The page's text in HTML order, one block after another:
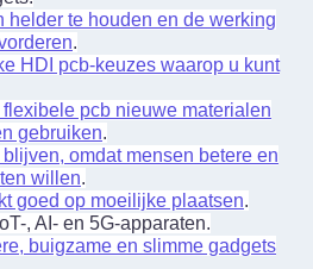
helder te houden en de werking
.
HDI pcb-keuzes waarop u kunt
flexibele pcb nieuwe materialen
gebruiken.
omdat mensen betere en
willen.
goed op moeilijke plaatsen.
, AI- en 5G-apparaten.
buigzame en slimme gadgets